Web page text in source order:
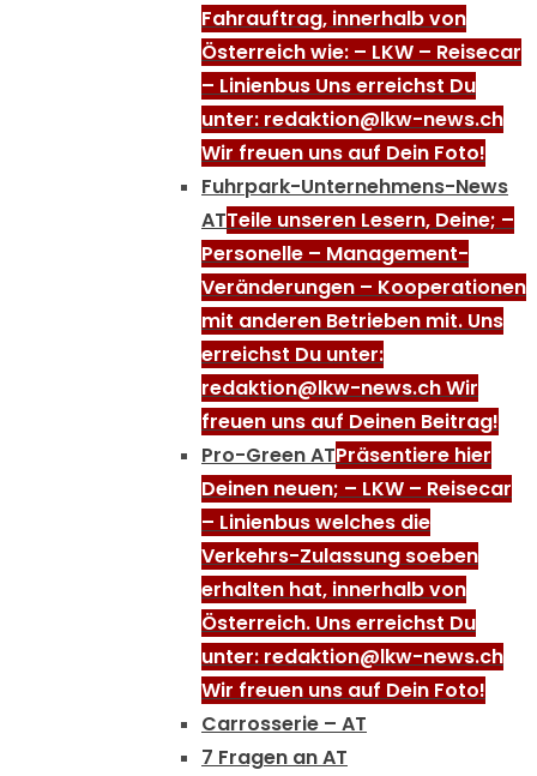
Fahrauftrag, innerhalb von
Österreich wie: – LKW – Reisecar
– Linienbus Uns erreichst Du
unter: redaktion@lkw-news.ch
Wir freuen uns auf Dein Foto!
Fuhrpark-Unternehmens-News
ATTeile unseren Lesern, Deine; –
Personelle – Management-
Veränderungen – Kooperationen
mit anderen Betrieben mit. Uns
erreichst Du unter:
redaktion@lkw-news.ch Wir
freuen uns auf Deinen Beitrag!
Pro-Green ATPräsentiere hier
Deinen neuen; – LKW – Reisecar
– Linienbus welches die
Verkehrs-Zulassung soeben
erhalten hat, innerhalb von
Österreich. Uns erreichst Du
unter: redaktion@lkw-news.ch
Wir freuen uns auf Dein Foto!
Carrosserie – AT
7 Fragen an AT